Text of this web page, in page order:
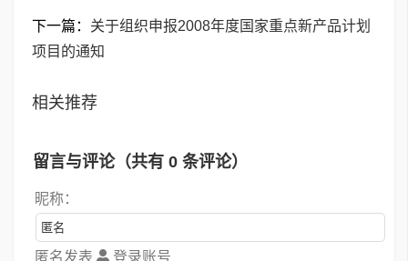
下一篇： 关于组织申报2008年度国家重点新产品计划
项目的通知
相关推荐
留言与评论（共有 0 条评论）
昵称：
匿名发表 登录账号